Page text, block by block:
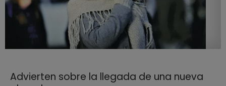
Advierten sobre la llegada de una nueva